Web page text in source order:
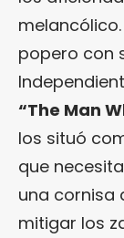
popero con
“The Man
los situó
que
una cornisa
mitigar los